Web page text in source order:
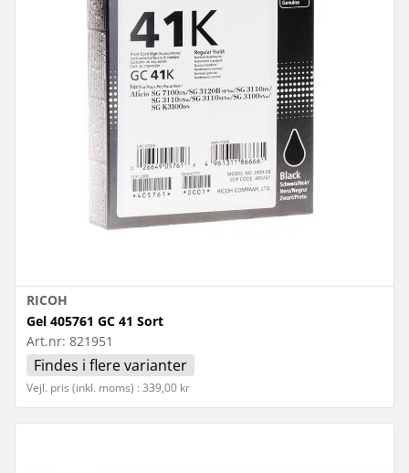
RICOH
Gel 405761 GC 41 Sort
Art.nr: 821951
Findes i flere varianter
Vejl. pris (inkl. moms) : 339,00 kr